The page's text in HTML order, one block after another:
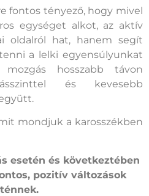
fontos tényező, hogy mivel
egységet alkot, az aktív
oldalról hat, hanem segít
a lelki egyensúlyunkat
hosszabb távon
és kevesebb
mondjuk a karosszékben
esetén és következtében
pozitív változások